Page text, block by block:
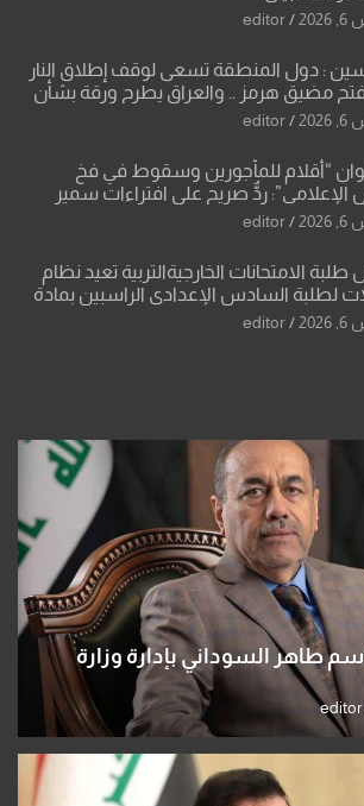
editor
: دول المنطقة تسعى لوقف إطلاق النار
فتح مضيق هرمز .. والعراق يطرح ورقة بشأن
القدس
editor
“أقلام للمأجورين وسقوط في فخ
الإعلامي”: ردٌّ صريح على افتراءات سمير
editor
الامتحانات الخارجيةالتربية تعيد نظام
لطلبة السادس الإعدادي الراسبين بمادة
editor
طاهر السوداني بإدارة وزارة
editor